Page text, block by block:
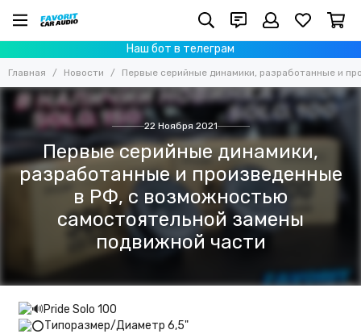
Наш бот в телеграм
Главная Новости Первые серийные динамики, разработанные и
22 Ноября 2021
Первые серийные динамики,
разработанные и произведенные
в РФ, с возможностью
самостоятельной замены
подвижной части
Pride Solo 100
Типоразмер/Диаметр 6,5"